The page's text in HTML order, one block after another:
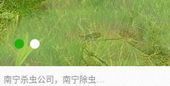
广西亿之豪有害生物防治服务有限公司是一家南宁灭鼠公司、灭蟑螂公司，南宁杀虫公司，南宁除虫公司，南宁灭跳蚤公司，南宁灭白蚁公司，南宁除四害公司,广西亿之豪有害生物防治服务有限公司专业灭蟑螂,除臭虫,其他害虫,服务上门,安全环保,售后保障,一次消杀，竭诚为您服务.